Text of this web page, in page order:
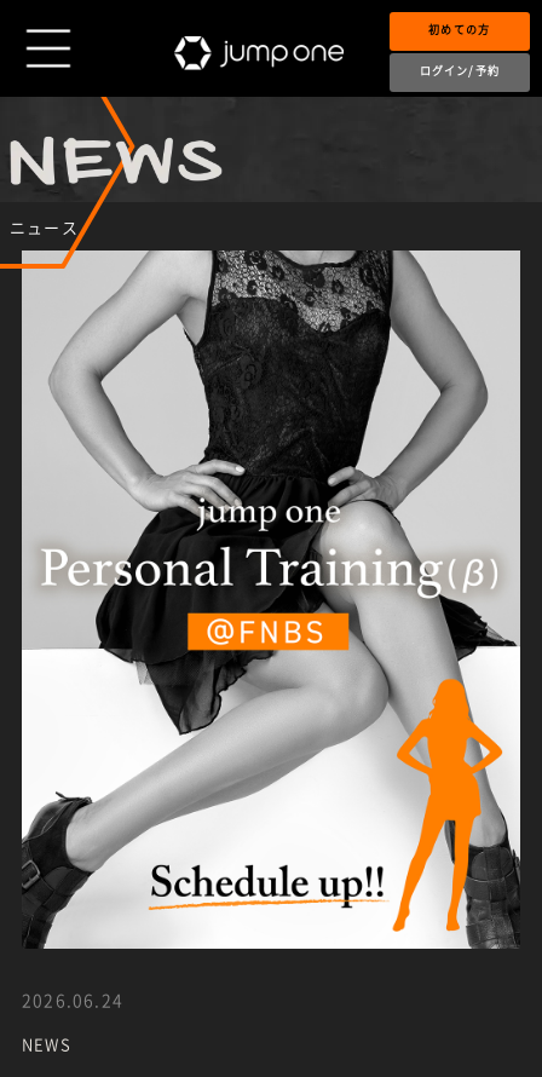
初めての方
ログイン/予約
ニュース
2026.06.24
NEWS